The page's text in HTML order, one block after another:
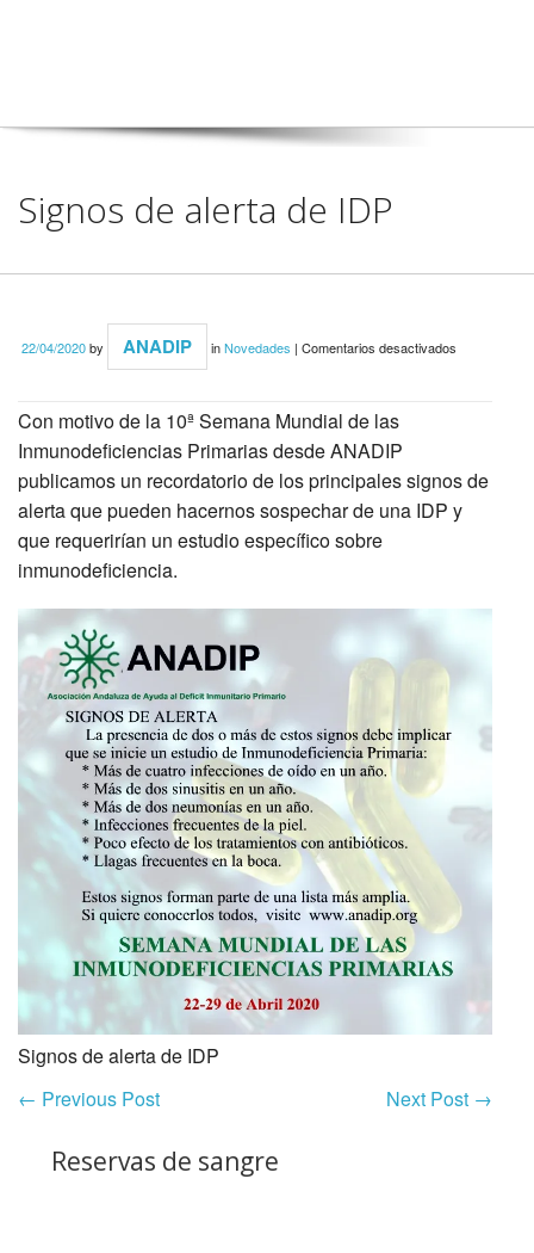
Signos de alerta de IDP
22/04/2020by ANADIP inNovedades | Comentarios desactivados
Con motivo de la 10ª Semana Mundial de las
Inmunodeficiencias Primarias desde ANADIP
publicamos un recordatorio de los principales signos de
alerta que pueden hacernos sospechar de una IDP y
que requerirían un estudio específico sobre
inmunodeficiencia.
Signos de alerta de IDP
← Previous Post Next Post →
Reservas de sangre